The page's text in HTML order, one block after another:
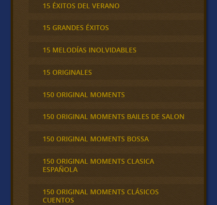
15 ÉXITOS DEL VERANO
15 GRANDES ÉXITOS
15 MELODÍAS INOLVIDABLES
15 ORIGINALES
150 ORIGINAL MOMENTS
150 ORIGINAL MOMENTS BAILES DE SALON
150 ORIGINAL MOMENTS BOSSA
150 ORIGINAL MOMENTS CLASICA
ESPAÑOLA
150 ORIGINAL MOMENTS CLÁSICOS
CUENTOS